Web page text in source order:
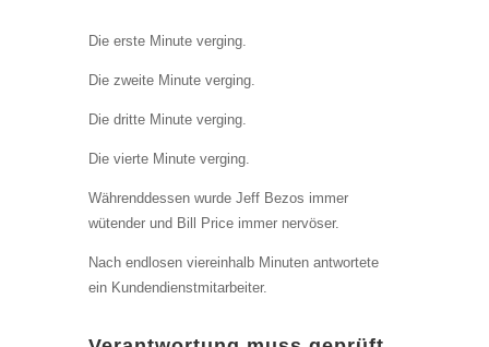
Die erste Minute verging.
Die zweite Minute verging.
Die dritte Minute verging.
Die vierte Minute verging.
Währenddessen wurde Jeff Bezos immer
wütender und Bill Price immer nervöser.
Nach endlosen viereinhalb Minuten antwortete
ein Kundendienstmitarbeiter.